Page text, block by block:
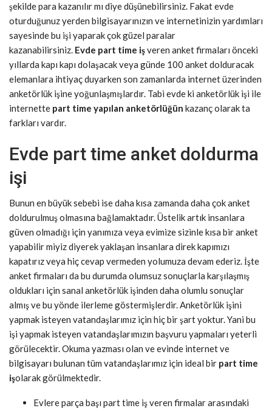
şekilde para kazanılır mı diye düşünebilirsiniz. Fakat evde
oturduğunuz yerden bilgisayarınızın ve internetinizin yardımları
sayesinde bu işi yaparak çok güzel paralar
kazanabilirsiniz. Evde part time işveren anket firmaları önceki
yıllarda kapı kapı dolaşacak veya günde 100 anket dolduracak
elemanlara ihtiyaç duyarken son zamanlarda internet üzerinden
anketörlük işine yoğunlaşmışlardır. Tabi evde ki anketörlük işi ile
internette part time yapılan anketörlüğün kazanç olarak ta
farkları vardır.
Evde part time anket doldurma
işi
Bunun en büyük sebebi ise daha kısa zamanda daha çok anket
doldurulmuş olmasına bağlamaktadır. Üstelik artık insanlara
güven olmadığı için yanımıza veya evimize sizinle kısa bir anket
yapabilir miyiz diyerek yaklaşan insanlara direk kapımızı
kapatırız veya hiç cevap vermeden yolumuza devam ederiz. İşte
anket firmaları da bu durumda olumsuz sonuçlarla karşılaşmış
oldukları için sanal anketörlük işinden daha olumlu sonuçlar
almış ve bu yönde ilerleme göstermişlerdir. Anketörlük işini
yapmak isteyen vatandaşlarımız için hiç bir şart yoktur. Yani bu
işi yapmak isteyen vatandaşlarımızın başvuru yapmaları yeterli
görülecektir. Okuma yazması olan ve evinde internet ve
bilgisayarı bulunan tüm vatandaşlarımız için ideal bir part time
işolarak görülmektedir.
Evlere parça başı part time iş veren firmalar arasındaki